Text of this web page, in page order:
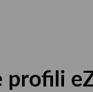
profili